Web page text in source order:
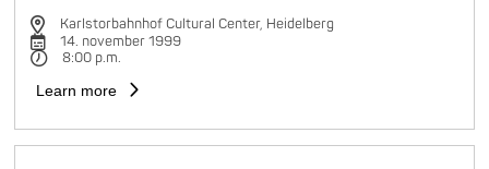
Karlstorbahnhof Cultural Center, Heidelberg
14. november 1999
8:00 p.m.
Learn more